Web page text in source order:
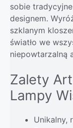
sobie
designem.
szklanym
światło we
niepowtarzalną
Zalety
Lampy
Unikalny,